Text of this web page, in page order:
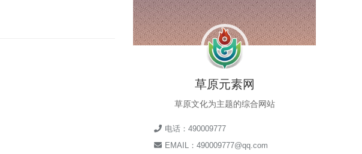
草原元素网
草原文化为主题的综合网站
电话：490009777
EMAIL：490009777@qq.com